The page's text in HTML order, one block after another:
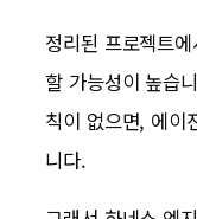
정리된 프로젝트
할 가능성이 높습
칙이 없으면, 에이
니다.